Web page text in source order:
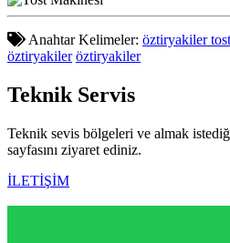
Anahtar Kelimeler: öztiryakiler
öztiryakiler öztiryakiler
Teknik Servis
Teknik sevis bölgeleri ve almak
sayfasını ziyaret ediniz.
İLETİŞİM